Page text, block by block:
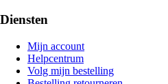
Diensten
Mijn account
Helpcentrum
Volg mijn bestelling